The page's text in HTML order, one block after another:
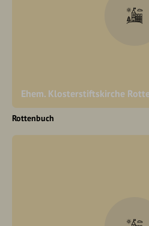
Ehem. Klosterstiftskirche
Rottenbuch